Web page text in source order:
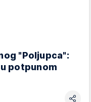
"Poljupca":
potpunom